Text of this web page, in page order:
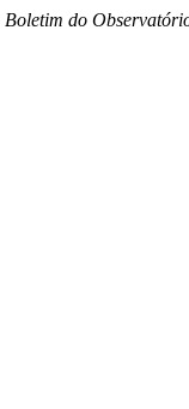
Boletim do